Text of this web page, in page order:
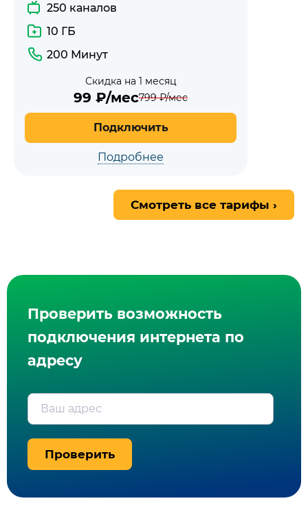
250 каналов
10 ГБ
200 Минут
Скидка на 1 месяц
99 ₽/мес799₽/мес
Подключить
Подробнее
Смотреть все тарифы ›
Проверить возможность
подключения интернета по
адресу
Ваш адрес
Проверить